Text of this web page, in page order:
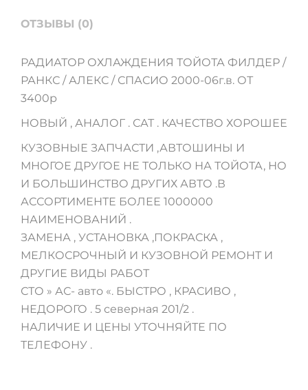
ОТЗЫВЫ (0)
РАДИАТОР ОХЛАЖДЕНИЯ ТОЙОТА ФИЛДЕР /
РАНКС / АЛЕКС / СПАСИО 2000-06г.в. ОТ
3400р
НОВЫЙ , АНАЛОГ . САТ . КАЧЕСТВО ХОРОШЕЕ
КУЗОВНЫЕ ЗАПЧАСТИ ,АВТОШИНЫ И
МНОГОЕ ДРУГОЕ НЕ ТОЛЬКО НА ТОЙОТА, НО
И БОЛЬШИНСТВО ДРУГИХ АВТО .В
АССОРТИМЕНТЕ БОЛЕЕ 1000000
НАИМЕНОВАНИЙ .
ЗАМЕНА , УСТАНОВКА ,ПОКРАСКА ,
МЕЛКОСРОЧНЫЙ И КУЗОВНОЙ РЕМОНТ И
ДРУГИЕ ВИДЫ РАБОТ
СТО » АС- авто «. БЫСТРО , КРАСИВО ,
НЕДОРОГО . 5 северная 201/2 .
НАЛИЧИЕ И ЦЕНЫ УТОЧНЯЙТЕ ПО
ТЕЛЕФОНУ .